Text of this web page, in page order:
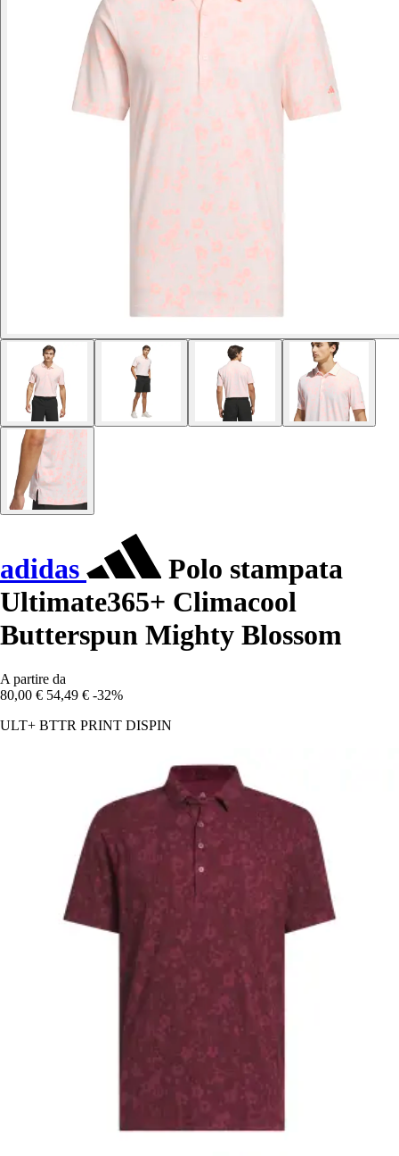
adidas
Polo stampata
Ultimate365+ Climacool
Butterspun Mighty Blossom
A partire da
80,00 € 54,49 € -32%
ULT+ BTTR PRINT DISPIN